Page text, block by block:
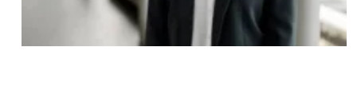
80335 München
Raum 471, 4. Stock